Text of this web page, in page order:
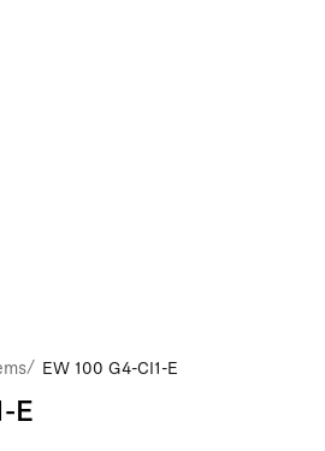
/ EW 100 G4-CI1-E
E